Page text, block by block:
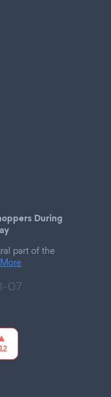
During
part of the
07